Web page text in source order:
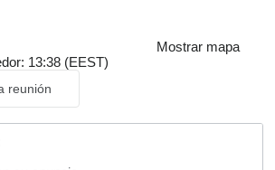
Mostrar mapa
13:38 (EEST)
reunión